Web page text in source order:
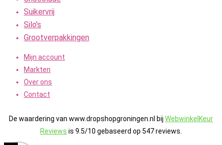
Suikervrij
Silo’s
Grootverpakkingen
Mijn account
Markten
Over ons
Contact
De waardering van www.dropshopgroningen.nl bij WebwinkelKeur
Reviews is 9.5/10 gebaseerd op 547 reviews.